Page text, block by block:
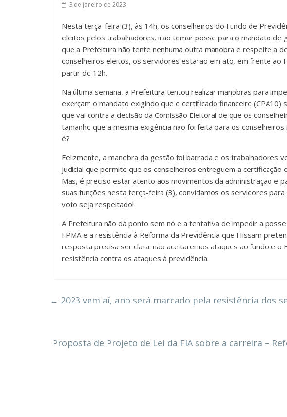
3 de janeiro de 2023
Nesta terça-feira (3), às 14h, os conselheiros do Fundo de
eleitos pelos trabalhadores, irão tomar posse para o mandato de
que a Prefeitura não tente nenhuma outra manobra e respeite a
conselheiros eleitos, os servidores estarão em ato, em frente ao
partir do 12h.
Na última semana, a Prefeitura tentou realizar manobras para
exerçam o mandato exigindo que o certificado financeiro
que vai contra a decisão da Comissão Eleitoral de que os
tamanho que a mesma exigência não foi feita para os
é?
Felizmente, a manobra da gestão foi barrada e os trabalhadores
judicial que permite que os conselheiros entreguem a certificação
Mas, é preciso estar atento aos movimentos da administração e
suas funções nesta terça-feira (3), convidamos os servidores
voto seja respeitado!
A Prefeitura não dá ponto sem nó e a tentativa de impedir a
FPMA e a resistência à Reforma da Previdência que Hissam
resposta precisa ser clara: não aceitaremos ataques ao fundo e o
resistência contra os ataques à previdência.
← 2023 vem aí, ano será marcado pela resistência dos
Proposta de Projeto de Lei da FIA sobre a carreira –